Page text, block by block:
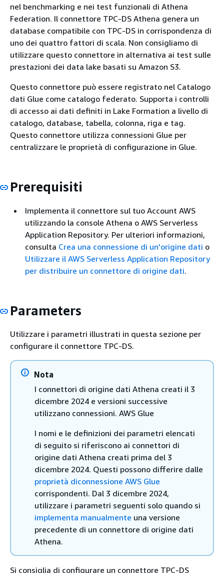
nel benchmarking e nei test funzionali di Athena
Federation. Il connettore TPC-DS Athena genera un
database compatibile con TPC-DS in corrispondenza di
uno dei quattro fattori di scala. Non consigliamo di
utilizzare questo connettore in alternativa ai test sulle
prestazioni dei data lake basati su Amazon S3.
Questo connettore può essere registrato nel Catalogo
dati Glue come catalogo federato. Supporta i controlli
di accesso ai dati definiti in Lake Formation a livello di
catalogo, database, tabella, colonna, riga e tag.
Questo connettore utilizza connessioni Glue per
centralizzare le proprietà di configurazione in Glue.
Prerequisiti
Implementa il connettore sul tuo Account AWS
utilizzando la console Athena o AWS Serverless
Application Repository. Per ulteriori informazioni,
consulta Crea una connessione di un'origine dati o
Utilizzare il AWS Serverless Application Repository
per distribuire un connettore di origine dati.
Parameters
Utilizzare i parametri illustrati in questa sezione per
configurare il connettore TPC-DS.
Nota
I connettori di origine dati Athena creati il 3
dicembre 2024 e versioni successive
utilizzano connessioni. AWS Glue
I nomi e le definizioni dei parametri elencati
di seguito si riferiscono ai connettori di
origine dati Athena creati prima del 3
dicembre 2024. Questi possono differire dalle
proprietà diconnessione AWS Glue
corrispondenti. Dal 3 dicembre 2024,
utilizzare i parametri seguenti solo quando si
implementa manualmente una versione
precedente di un connettore di origine dati
Athena.
Si consiglia di configurare un connettore TPC-DS